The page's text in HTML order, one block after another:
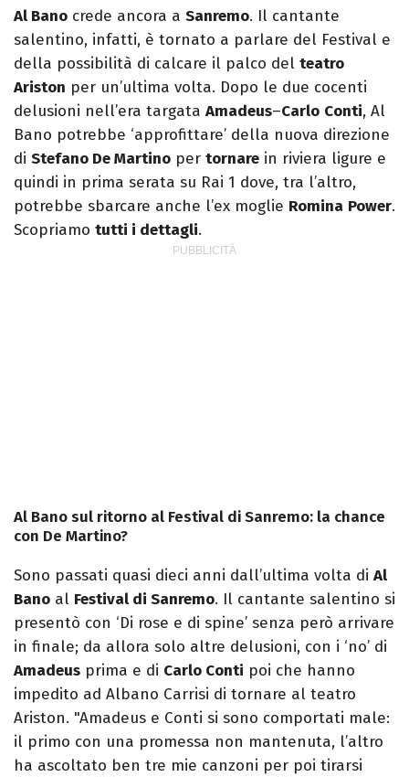
Pixar).
Al Bano crede ancora a Sanremo. Il cantante
salentino, infatti, è tornato a parlare del Festival e
della possibilità di calcare il palco del teatro
Ariston per un’ultima volta. Dopo le due cocenti
delusioni nell’era targata Amadeus–Carlo Conti, Al
Bano potrebbe ‘approfittare’ della nuova direzione
di Stefano De Martino per tornare in riviera ligure e
quindi in prima serata su Rai 1 dove, tra l’altro,
potrebbe sbarcare anche l’ex moglie Romina Power.
Scopriamo tutti i dettagli.
Al Bano sul ritorno al Festival di Sanremo: la chance
con De Martino?
Sono passati quasi dieci anni dall’ultima volta di Al
Bano al Festival di Sanremo. Il cantante salentino si
presentò con ‘Di rose e di spine’ senza però arrivare
in finale; da allora solo altre delusioni, con i ‘no’ di
Amadeus prima e di Carlo Conti poi che hanno
impedito ad Albano Carrisi di tornare al teatro
Ariston. "Amadeus e Conti si sono comportati male:
il primo con una promessa non mantenuta, l’altro
ha ascoltato ben tre mie canzoni per poi tirarsi